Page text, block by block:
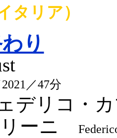
タリア）
り
／47分
デリコ・
リーニ